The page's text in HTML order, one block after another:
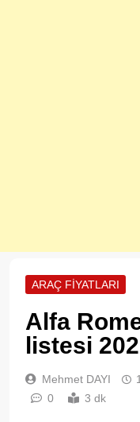
ARAÇ FIYATLARI
Alfa
listesi
Mehmet DAYI
0
3 dk